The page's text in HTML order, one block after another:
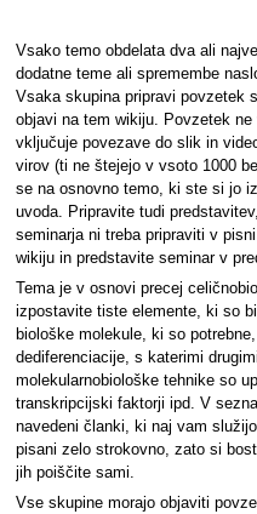
Vsako temo obdelata dva ali
dodatne teme ali spremembe
Vsaka skupina pripravi povzetek
objavi na tem wikiju. Povzetek
vključuje povezave do slik in
virov (ti ne štejejo v vsoto 1000
se na osnovno temo, ki ste si jo
uvoda. Pripravite tudi
seminarja ni treba pripraviti v
wikiju in predstavite seminar v
Tema je v osnovi precej
izpostavite tiste elemente, ki so
biološke molekule, ki so
dediferenciacije, s katerimi
molekularnobiološke tehnike so
transkripcijski faktorji ipd. V
navedeni članki, ki naj vam
pisani zelo strokovno, zato si
jih poiščite sami.
Vse skupine morajo objaviti